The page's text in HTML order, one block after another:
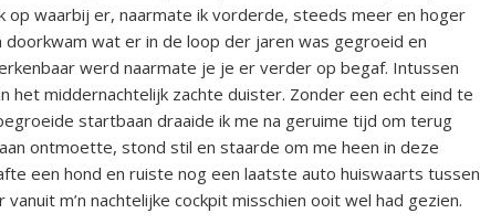
op waarbij er, naarmate ik vorderde, steeds meer en hoger
wat er in de loop der jaren was gegroeid en
werd naarmate je je er verder op begaf. Intussen
het middernachtelijk zachte duister. Zonder een echt eind te
startbaan draaide ik me na geruime tijd om terug
ontmoette, stond stil en staarde om me heen in deze
een hond en ruiste nog een laatste auto huiswaarts tussen
m’n nachtelijke cockpit misschien ooit wel had gezien.